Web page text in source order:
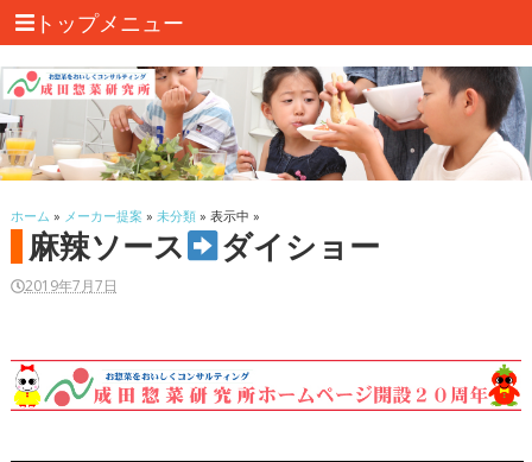
トップメニュー
ホーム » メーカー提案 » 未分類» 表示中 »
麻辣ソース ダイショー
2019年7月7日